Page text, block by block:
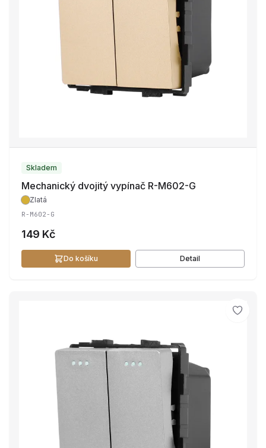
Skladem
Mechanický dvojitý vypínač R-M602-G
Zlatá
R-M602-G
149 Kč
Do košíku Detail